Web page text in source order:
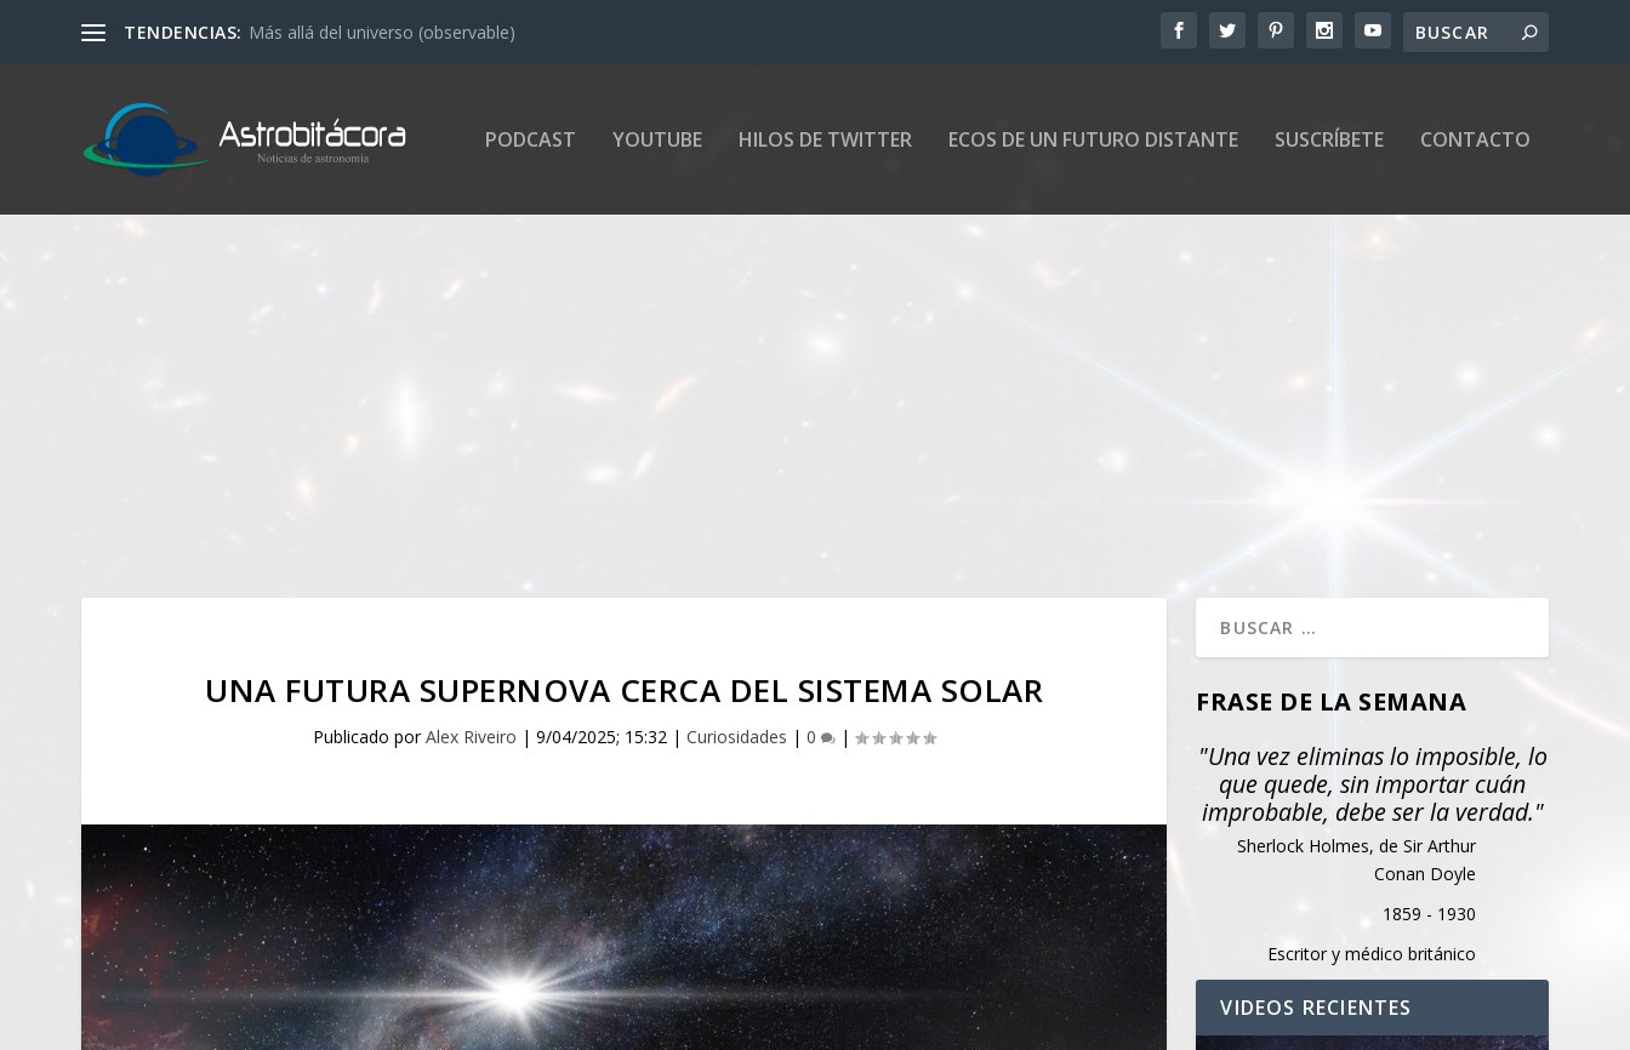
TENDENCIAS: Más allá del universo (observable)
PODCAST YOUTUBE HILOS DE TWITTER ECOS DE UN FUTURO DISTANTE SUSCRÍBETE CONTACTO
UNA FUTURA SUPERNOVA CERCA DEL SISTEMA SOLAR
Publicado porAlex Riveiro |9/04/2025; 15:32 |Curiosidades |0 |
FRASE DE LA SEMANA
"Una vez eliminas lo imposible, lo
que quede, sin importar cuán
improbable, debe ser la verdad."
Sherlock Holmes, de Sir Arthur
Conan Doyle
1859 - 1930
Escritor y médico británico
VIDEOS RECIENTES